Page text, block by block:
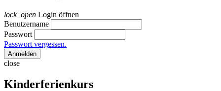
lock_open Login öffnen
Benutzername
Passwort
Passwort vergessen.
Anmelden
close
Kinderferienkurs